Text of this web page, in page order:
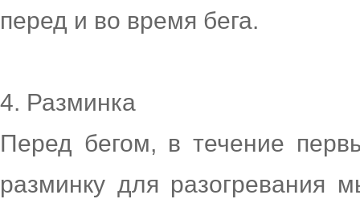
перед и во время бега.
4. Разминка
Перед бегом, в течение
разминку для